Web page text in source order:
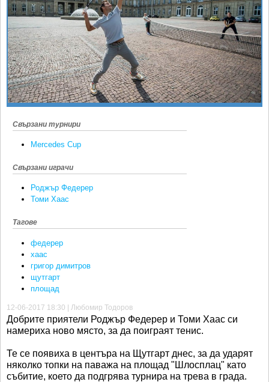
SOFIA OPEN
БЛОГ
ВИДЕО
ЖЪЛТО
РАКЕТНИ
Ретро
Други
Любители
Свързани турнири
Mercedes Cup
Свързани играчи
Роджър Федерер
Томи Хаас
Тагове
федерер
хаас
григор димитров
щутгарт
площад
12-06-2017 18:30 | Любомир Тодоров
Добрите приятели Роджър Федерер и Томи Хаас си
намериха ново място, за да поиграят тенис.
Те се появиха в центъра на Щутгарт днес, за да ударят
няколко топки на паважа на площад "Шлосплац" като
събитие, което да подгрява турнира на трева в града.